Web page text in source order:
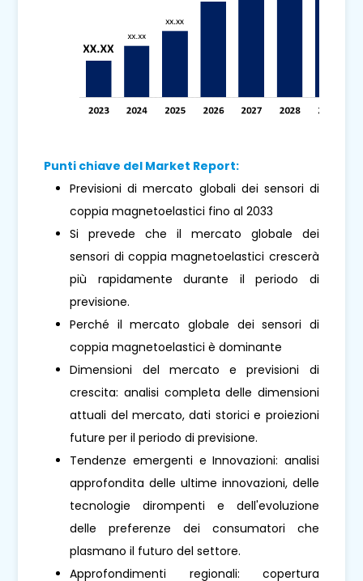
Punti chiave del Market Report:
Previsioni di mercato globali dei sensori di
coppia magnetoelastici fino al 2033
Si prevede che il mercato globale dei
sensori di coppia magnetoelastici crescerà
più rapidamente durante il periodo di
previsione.
Perché il mercato globale dei sensori di
coppia magnetoelastici è dominante
Dimensioni del mercato e previsioni di
crescita: analisi completa delle dimensioni
attuali del mercato, dati storici e proiezioni
future per il periodo di previsione.
Tendenze emergenti e Innovazioni: analisi
approfondita delle ultime innovazioni, delle
tecnologie dirompenti e dell'evoluzione
delle preferenze dei consumatori che
plasmano il futuro del settore.
Approfondimenti regionali: copertura